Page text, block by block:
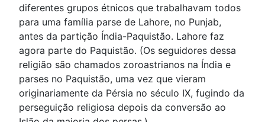
diferentes grupos étnicos que trabalhavam todos
para uma família parse de Lahore, no Punjab,
antes da partição Índia-Paquistão. Lahore faz
agora parte do Paquistão. (Os seguidores dessa
religião são chamados zoroastrianos na Índia e
parses no Paquistão, uma vez que vieram
originariamente da Pérsia no século IX, fugindo da
perseguição religiosa depois da conversão ao